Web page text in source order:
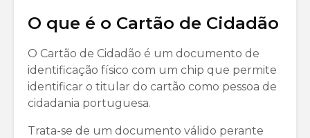
O que é o Cartão de Cidadão
O Cartão de Cidadão é um documento de
identificação físico com um chip que permite
identificar o titular do cartão como pessoa de
cidadania portuguesa.
Trata-se de um documento válido perante